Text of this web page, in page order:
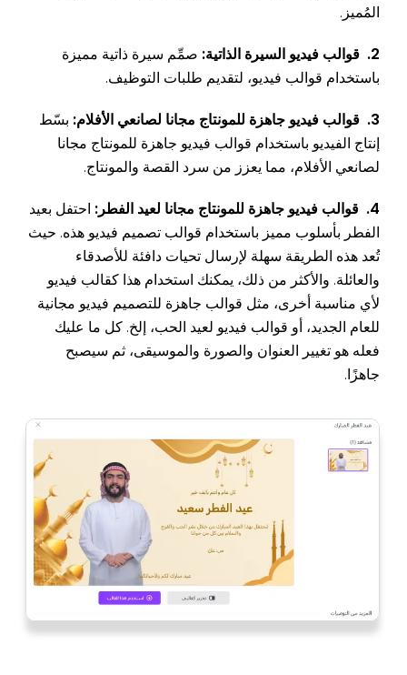
المُميز.
2. قوالب فيديو السيرة الذاتية:
صمِّم سيرة ذاتية مميزة
باستخدام قوالب فيديو، لتقديم طلبات التوظيف.
3. قوالب فيديو جاهزة للمونتاج مجانا لصانعي الأفلام:
بسّط
إنتاج الفيديو باستخدام قوالب فيديو جاهزة للمونتاج مجانا
لصانعي الأفلام، مما يعزز من سرد ​​القصة والمونتاج.
4. قوالب فيديو جاهزة للمونتاج مجانا لعيد الفطر:
احتفل بعيد
الفطر بأسلوب مميز باستخدام قوالب تصميم فيديو هذه. حيث
تُعد هذه الطريقة سهلة لإرسال تحيات دافئة للأصدقاء
والعائلة. والأكثر من ذلك، يمكنك استخدام هذا كقالب فيديو
لأي مناسبة أخرى، مثل قوالب جاهزة للتصميم فيديو مجانية
للعام الجديد، أو قوالب فيديو لعيد الحب، إلخ. كل ما عليك
فعله هو تغيير العنوان والصورة والموسيقى، ثم سيصبح
جاهزًا.